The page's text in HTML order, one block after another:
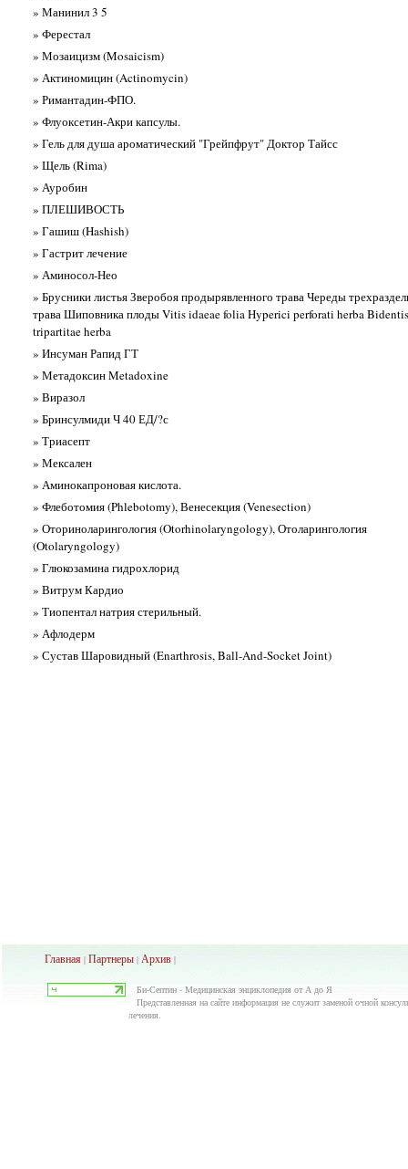
» Манинил 3 5
» Ферестал
» Мозаицизм (Mosaicism)
» Актиномицин (Actinomycin)
» Римантадин-ФПО.
» Флуоксетин-Акри капсулы.
» Гель для душа ароматический "Грейпфрут" Доктор Тайсс
» Щель (Rima)
» Ауробин
» ПЛЕШИВОСТЬ
» Гашиш (Hashish)
» Гастрит лечение
» Аминосол-Нео
» Брусники листья Зверобоя продырявленного трава Череды
трава Шиповника плоды Vitis idaeae folia Hyperici perforati herba Bidentis
tripartitae herba
» Инсуман Рапид ГТ
» Метадоксин Metadoxine
» Виразол
» Бринсулмиди Ч 40 ЕД/?с
» Триасепт
» Мексален
» Аминокапроновая кислота.
» Флеботомия (Phlebotomy), Венесекция (Venesection)
» Оториноларингология (Otorhinolaryngology), Отоларингология
(Otolaryngology)
» Глюкозамина гидрохлорид
» Витрум Кардио
» Тиопентал натрия стерильный.
» Афлодерм
» Сустав Шаровидный (Enarthrosis, Ball-And-Socket Joint)
Главная | Партнеры | Архив |
Би-Септин - Медицинская энциклопедия от А до Я
Представленная на сайте информация не служит заменой очной
лечения.